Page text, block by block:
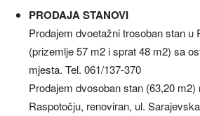
PRODAJA STANOVI
Prodajem dvoetažni trosoban stan u
(prizemlje 57 m2 i sprat 48 m2) sa
mjesta. Tel. 061/137-370
Prodajem dvosoban stan (63,20
Raspotočju, renoviran, ul.